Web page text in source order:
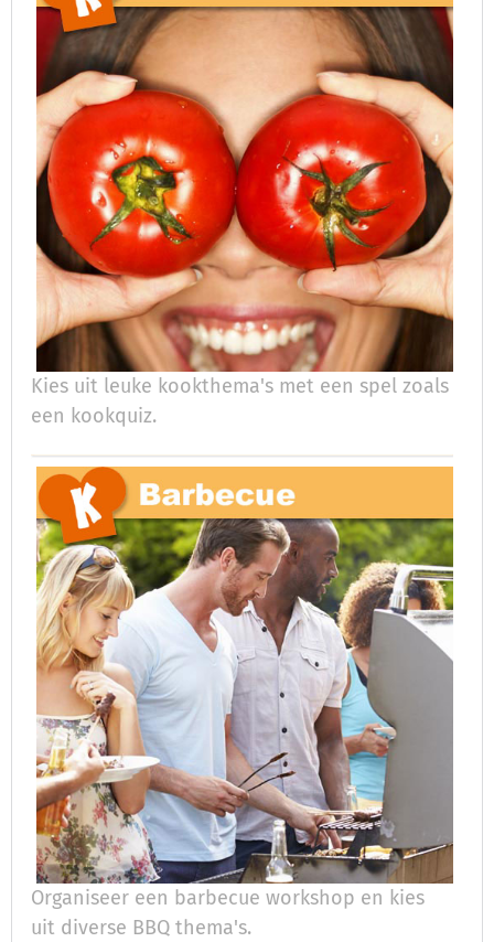
Kies uit leuke kookthema's met een spel zoals
een kookquiz.
Organiseer een barbecue workshop en kies
uit diverse BBQ thema's.